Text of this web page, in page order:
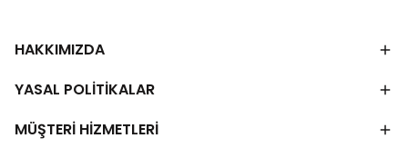
HAKKIMIZDA
YASAL POLİTİKALAR
MÜŞTERİ HİZMETLERİ